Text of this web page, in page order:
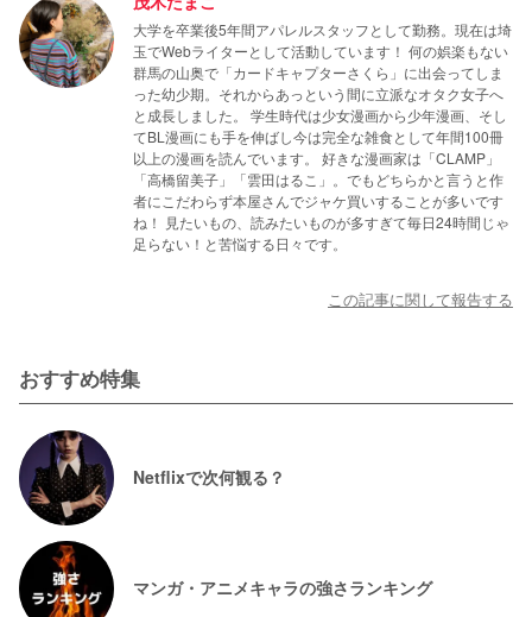
大学を卒業後5年間アパレルスタッフとして勤務。現在は埼
玉でWebライターとして活動しています！ 何の娯楽もない
群馬の山奥で「カードキャプターさくら」に出会ってしま
った幼少期。それからあっという間に立派なオタク女子へ
と成長しました。 学生時代は少女漫画から少年漫画、そし
てBL漫画にも手を伸ばし今は完全な雑食として年間100冊
以上の漫画を読んでいます。 好きな漫画家は「CLAMP」
「高橋留美子」「雲田はるこ」。でもどちらかと言うと作
者にこだわらず本屋さんでジャケ買いすることが多いです
ね！ 見たいもの、読みたいものが多すぎて毎日24時間じゃ
足らない！と苦悩する日々です。
この記事に関して報告する
おすすめ特集
Netflixで次何観る？
マンガ・アニメキャラの強さランキング